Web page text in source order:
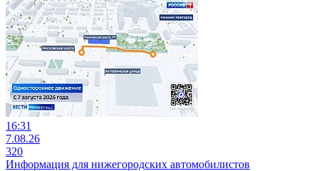
16:31
7.08.26
320
Информация для нижегородских автомобилистов